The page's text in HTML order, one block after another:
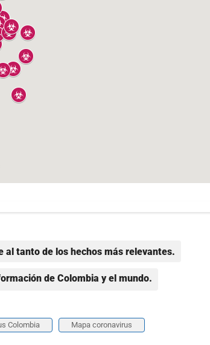
al tanto de los hechos más relevantes.
de Colombia y el mundo.
Colombia Mapa coronavirus